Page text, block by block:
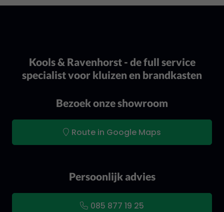
Kools & Ravenhorst - de full service
specialist voor kluizen en brandkasten
Bezoek onze showroom
Route in Google Maps
Persoonlijk advies
085 877 19 25